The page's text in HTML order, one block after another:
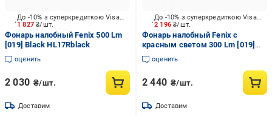
1 827₴/шт.
До -10% з суперкредиткою Visa Вигода
Фонарь налобный Fenix 500 Lm
[019] Black HL17Rblack
оценить
2 030 ₴/шт.
Доставим
2 196₴/шт.
До -10% з суперкредиткою Visa Вигода
Фонарь налобный Fenix с
красным светом 300 Lm [019]
Black HM23V20
оценить
2 440 ₴/шт.
Доставим